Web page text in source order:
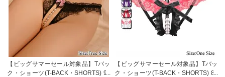
【ビッグサマーセール対象品】Tバッ
ク・ショーツ(T-BACK・SHORTS) 91
【ビッグサマーセール対象品】Tバッ
ク・ショーツ(T-BACK・SHORTS) 82